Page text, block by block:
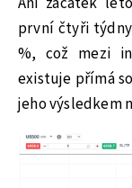
první čtyři
%, což mezi
existuje přímá
jeho výsledkem